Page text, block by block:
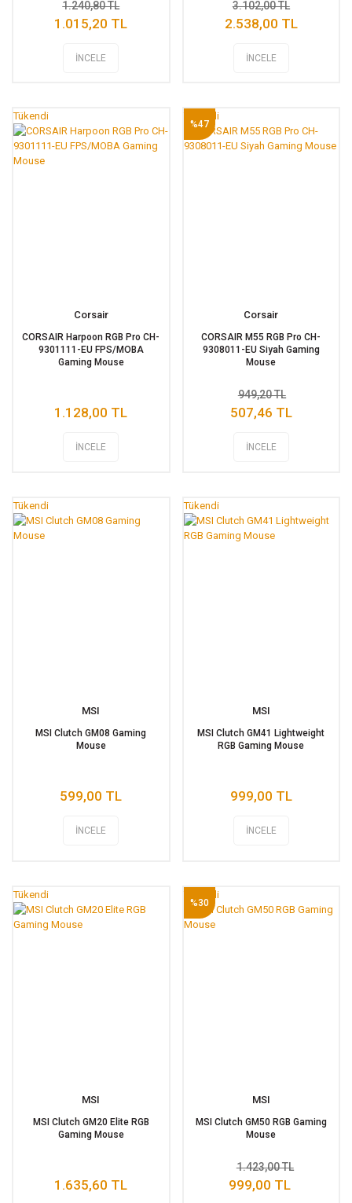
1.015,20 TL
1.240,80 TL
İNCELE
2.538,00 TL
3.102,00 TL
İNCELE
Tükendi
Corsair
CORSAIR Harpoon RGB Pro CH-
9301111-EU FPS/MOBA
Gaming Mouse
1.128,00 TL
İNCELE
%47
Tükendi
Corsair
CORSAIR M55 RGB Pro CH-
9308011-EU Siyah Gaming
Mouse
507,46 TL
949,20 TL
İNCELE
Tükendi
MSI
MSI Clutch GM08 Gaming
Mouse
599,00 TL
İNCELE
Tükendi
MSI
MSI Clutch GM41 Lightweight
RGB Gaming Mouse
999,00 TL
İNCELE
Tükendi
MSI
MSI Clutch GM20 Elite RGB
Gaming Mouse
1.635,60 TL
%30
Tükendi
MSI
MSI Clutch GM50 RGB Gaming
Mouse
999,00 TL
1.423,00 TL